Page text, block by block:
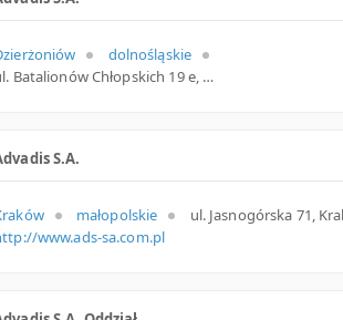
dolnośląskie
ul. Batalionów Chłopskich 19 e, Dzierżoniów
S.A.
małopolskie
ul. Jasnogórska 71,
www.ads-sa.com.pl